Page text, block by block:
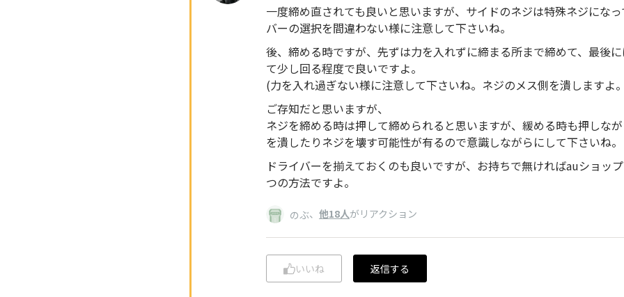
一度締め直されても良いと思いますが、サイドのネジは特殊ネジにな
バーの選択を間違わない様に注意して下さいね。
後、締める時ですが、先ずは力を入れずに締まる所まで締めて、最後
て少し回る程度で良いですよ。
(力を入れ過ぎない様に注意して下さいね。ネジのメス側を潰しますよ
ご存知だと思いますが、
ネジを締める時は押して締められると思いますが、緩める時も押しな
を潰したりネジを壊す可能性が有るので意識しながらにして下さいね。
ドライバーを揃えておくのも良いですが、お持ちで無ければauショッ
つの方法ですよ。
のぶ、 他18人がリアクション
いいね 返信する